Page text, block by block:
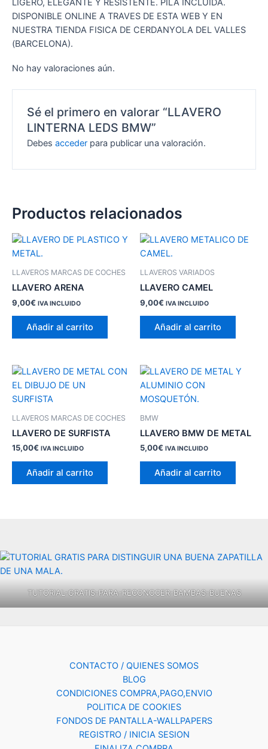
LIGERO, ELEGANTE Y RESISTENTE. PILA INCLUIDA.
DISPONIBLE ONLINE A TRAVES DE ESTA WEB Y EN
NUESTRA TIENDA FISICA DE CERDANYOLA DEL VALLES
(BARCELONA).
No hay valoraciones aún.
Sé el primero en valorar “LLAVERO
LINTERNA LEDS BMW”
Debesacceder para publicar una valoración.
Productos relacionados
LLAVEROS MARCAS DE COCHES
LLAVERO ARENA
9,00€ IVA INCLUIDO
Añadir al carrito
LLAVEROS VARIADOS
LLAVERO CAMEL
9,00€ IVA INCLUIDO
Añadir al carrito
LLAVEROS MARCAS DE COCHES
LLAVERO DE SURFISTA
15,00€ IVA INCLUIDO
Añadir al carrito
BMW
LLAVERO BMW DE METAL
5,00€ IVA INCLUIDO
Añadir al carrito
TUTORIAL-GRATIS-PARA-RECONOCER-BAMBAS-BUENAS
CONTACTO / QUIENES SOMOS
BLOG
CONDICIONES COMPRA,PAGO,ENVIO
POLITICA DE COOKIES
FONDOS DE PANTALLA-WALLPAPERS
REGISTRO / INICIA SESION